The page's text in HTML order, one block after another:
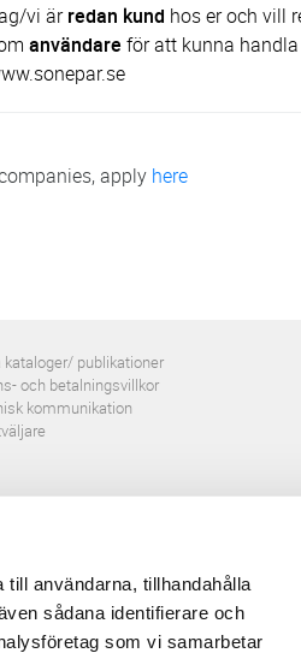
användarna, tillhandahålla
sådana identifierare och
som vi samarbetar
vi ärredan kund hos er och vill
användare för att kunna
apply here
kataloger/ publikationer
och betalningsvillkor
kommunikation